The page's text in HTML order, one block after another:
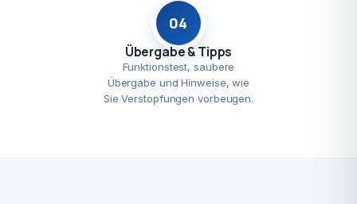
04
Übergabe & Tipps
Funktionstest, saubere
Übergabe und Hinweise, wie
Sie Verstopfungen vorbeugen.